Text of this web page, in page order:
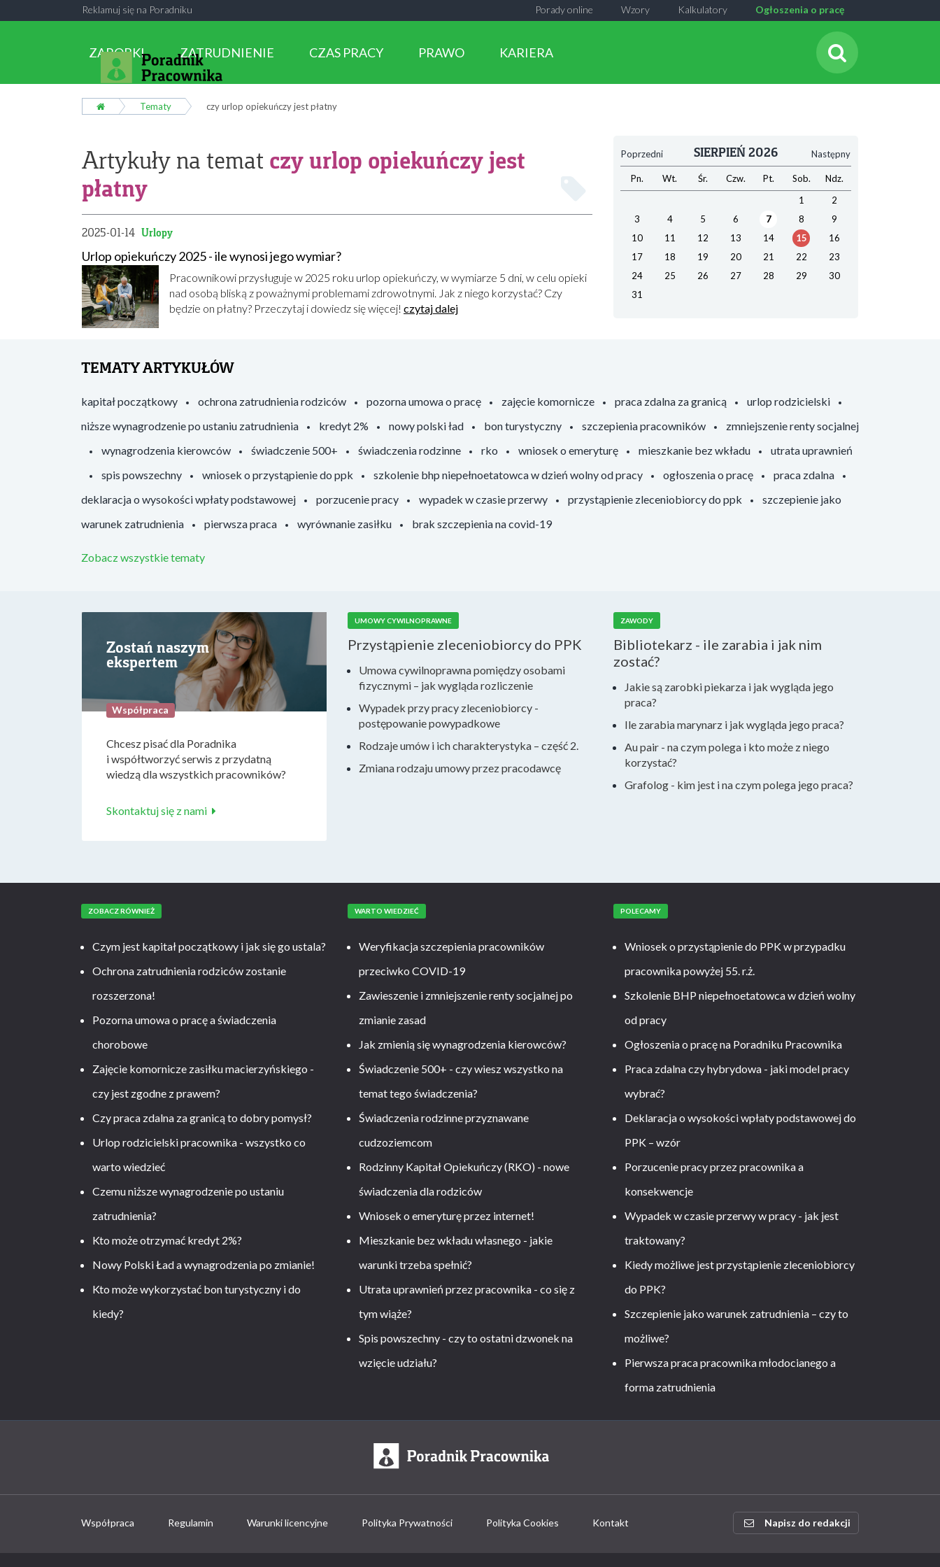
Reklamuj się na Poradniku Ogłoszenia o pracę
Kalkulatory
Wzory
Porady online
ZAROBKI ZATRUDNIENIE CZAS PRACY PRAWO KARIERA
Tematy czy urlop opiekuńczy jest płatny
Artykuły na temat czy urlop opiekuńczy jest
płatny
2025-01-14 Urlopy
Urlop opiekuńczy 2025 - ile wynosi jego wymiar?
Pracownikowi przysługuje w 2025 roku urlop opiekuńczy, w wymiarze 5 dni, w celu opieki
nad osobą bliską z poważnymi problemami zdrowotnymi. Jak z niego korzystać? Czy
będzie on płatny? Przeczytaj i dowiedz się więcej! czytaj dalej
Poprzedni Następny
SIERPIEŃ 2026
Pn. Wt. Śr. Czw. Pt. Sob.
Ndz.
1
2
3
4 5 6 7 8
9
10
11 12 13 14 15
16
17
18 19 20 21 22
23
24
25 26 27 28 29
30
31
TEMATY ARTYKUŁÓW
kapitał początkowy ochrona zatrudnienia rodziców pozorna umowa o pracę zajęcie komornicze praca zdalna za granicą
urlop rodzicielski
niższe wynagrodzenie po ustaniu zatrudnienia
kredyt 2% nowy polski ład bon turystyczny szczepienia pracowników
zmniejszenie renty socjalnej
wynagrodzenia kierowców
świadczenie 500+ świadczenia rodzinne rko wniosek o emeryturę mieszkanie bez wkładu
utrata uprawnień
spis powszechny
wniosek o przystąpienie do ppk szkolenie bhp niepełnoetatowca w dzień wolny od pracy ogłoszenia o pracę
praca zdalna
deklaracja o wysokości wpłaty podstawowej
porzucenie pracy wypadek w czasie przerwy przystąpienie zleceniobiorcy do ppk
szczepienie jako
warunek zatrudnienia
pierwsza praca wyrównanie zasiłku brak szczepienia na covid-19
Zobacz wszystkie tematy
Zostań naszym
ekspertem
Współpraca
Chcesz pisać dla Poradnika
i współtworzyć serwis z przydatną
wiedzą dla wszystkich pracowników?
Skontaktuj się z nami
UMOWY CYWILNOPRAWNE
Przystąpienie zleceniobiorcy do PPK
Umowa cywilnoprawna pomiędzy osobami
fizycznymi – jak wygląda rozliczenie
Wypadek przy pracy zleceniobiorcy -
postępowanie powypadkowe
Rodzaje umów i ich charakterystyka – część 2.
Zmiana rodzaju umowy przez pracodawcę
ZAWODY
Bibliotekarz - ile zarabia i jak nim
zostać?
Jakie są zarobki piekarza i jak wygląda jego
praca?
Ile zarabia marynarz i jak wygląda jego praca?
Au pair - na czym polega i kto może z niego
korzystać?
Grafolog - kim jest i na czym polega jego praca?
ZOBACZ RÓWNIEŻ
Czym jest kapitał początkowy i jak się go ustala?
Ochrona zatrudnienia rodziców zostanie
rozszerzona!
Pozorna umowa o pracę a świadczenia
chorobowe
Zajęcie komornicze zasiłku macierzyńskiego -
czy jest zgodne z prawem?
Czy praca zdalna za granicą to dobry pomysł?
Urlop rodzicielski pracownika - wszystko co
warto wiedzieć
Czemu niższe wynagrodzenie po ustaniu
zatrudnienia?
Kto może otrzymać kredyt 2%?
Nowy Polski Ład a wynagrodzenia po zmianie!
Kto może wykorzystać bon turystyczny i do
kiedy?
WARTO WIEDZIEĆ
Weryfikacja szczepienia pracowników
przeciwko COVID-19
Zawieszenie i zmniejszenie renty socjalnej po
zmianie zasad
Jak zmienią się wynagrodzenia kierowców?
Świadczenie 500+ - czy wiesz wszystko na
temat tego świadczenia?
Świadczenia rodzinne przyznawane
cudzoziemcom
Rodzinny Kapitał Opiekuńczy (RKO) - nowe
świadczenia dla rodziców
Wniosek o emeryturę przez internet!
Mieszkanie bez wkładu własnego - jakie
warunki trzeba spełnić?
Utrata uprawnień przez pracownika - co się z
tym wiąże?
Spis powszechny - czy to ostatni dzwonek na
wzięcie udziału?
POLECAMY
Wniosek o przystąpienie do PPK w przypadku
pracownika powyżej 55. r.ż.
Szkolenie BHP niepełnoetatowca w dzień wolny
od pracy
Ogłoszenia o pracę na Poradniku Pracownika
Praca zdalna czy hybrydowa - jaki model pracy
wybrać?
Deklaracja o wysokości wpłaty podstawowej do
PPK – wzór
Porzucenie pracy przez pracownika a
konsekwencje
Wypadek w czasie przerwy w pracy - jak jest
traktowany?
Kiedy możliwe jest przystąpienie zleceniobiorcy
do PPK?
Szczepienie jako warunek zatrudnienia – czy to
możliwe?
Pierwsza praca pracownika młodocianego a
forma zatrudnienia
Współpraca Regulamin Warunki licencyjne Polityka Prywatności Polityka Cookies Kontakt Napisz do redakcji